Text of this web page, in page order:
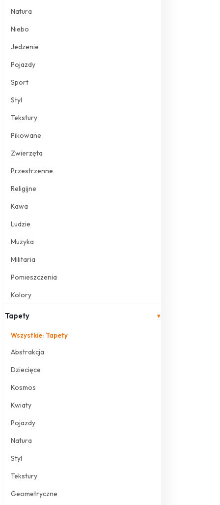
Natura
Niebo
Jedzenie
Pojazdy
Sport
Styl
Tekstury
Pikowane
Zwierzęta
Przestrzenne
Religijne
Kawa
Ludzie
Muzyka
Militaria
Pomieszczenia
Kolory
Tapety ▾
Wszystkie: Tapety
Abstrakcja
Dziecięce
Kosmos
Kwiaty
Pojazdy
Natura
Styl
Tekstury
Geometryczne